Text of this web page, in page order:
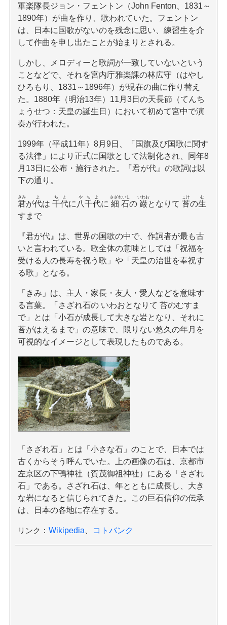
軍楽隊長ジョン・フェントン（John Fenton、1831～
1890年）が曲を作り、歌われていた。フェントン
は、日本に国歌がないのを残念に思い、練習生を介
して作曲を申し出たことが始まりとされる。
しかし、メロディーと歌詞が一致していないという
ことなどで、それを宮内庁雅楽課の林広守（はやし
ひろもり、1831～1896年）が現在の曲に作り替え
た。1880年（明治13年）11月3日の天長節（てんち
ょうせつ：天皇の誕生日）において初めて宮中で演
奏が行われた。
1999年（平成11年）8月9日、「国旗及び国歌に関す
る法律」により正式に国歌として法制化され、同年8
月13日に公布・施行された。『君が代』の歌詞は以
下の通り。
君
きみ
が代
よ
は 千代
ちよ
に 八千代
やちよ
に 細石
さざれいし
の 巌
いわお
となりて 苔
こけ
の生
む
すまで
『君が代』は、世界の国歌の中で、作詞者が最も古
いと言われている。歌全体の意味としては「祝福を
受ける人の長寿を祝う歌」や「天皇の治世を奉祝す
る歌」となる。
「きみ」は、主人・家長・友人・愛人などを意味す
る言葉。「さざれ石の いわおとなりて 苔のむすま
で」とは「小石が成長して大きな岩となり、それに
苔がはえるまで」の意味で、限りない悠久の年月を
可視的なイメージとして表現したものである。
「さざれ石」とは「小さな石」のことで、日本では
古くからそう呼んでいた。上の画像の石は、京都市
左京区の下鴨神社（賀茂御祖神社）にある「さざれ
石」である。さざれ石は、年とともに成長し、大き
な岩になると信じられてきた。この巨石信仰の伝承
は、日本の各地に存在する。
リンク ： Wikipedia コトバンク